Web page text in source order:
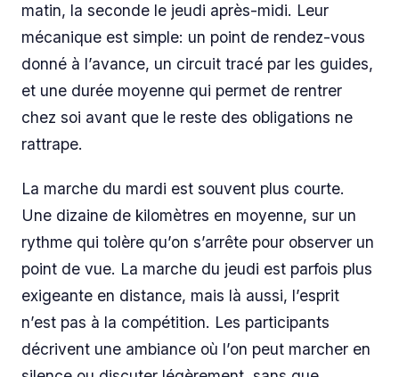
matin, la seconde le jeudi après-midi. Leur
mécanique est simple: un point de rendez-vous
donné à l’avance, un circuit tracé par les guides,
et une durée moyenne qui permet de rentrer
chez soi avant que le reste des obligations ne
rattrape.
La marche du mardi est souvent plus courte.
Une dizaine de kilomètres en moyenne, sur un
rythme qui tolère qu’on s’arrête pour observer un
point de vue. La marche du jeudi est parfois plus
exigeante en distance, mais là aussi, l’esprit
n’est pas à la compétition. Les participants
décrivent une ambiance où l’on peut marcher en